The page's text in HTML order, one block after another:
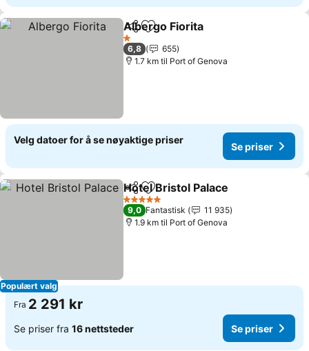
Del Legg til i favoritter
Albergo Fiorita
1 Stjerner
6,8
655
1.7 km til Port of Genova
Velg datoer for å se nøyaktige priser
Se priser
Populært valg
Del Legg til i favoritter
Hotel Bristol Palace
5 Stjerner
9,0 Fantastisk
11 935
1.9 km til Port of Genova
Fra 2 291 kr
Se priser fra 16 nettsteder Se priser